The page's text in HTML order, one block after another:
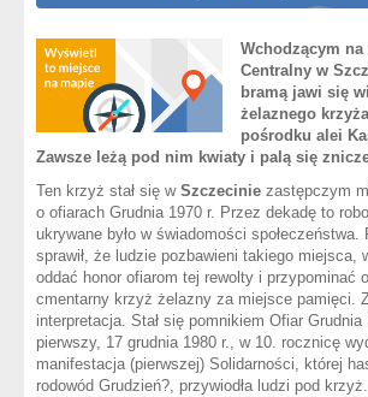
Wchodzącym na
Centralny w
bramą jawi się
żelaznego
pośrodku alei
Zawsze leżą pod nim kwiaty i palą się
Ten krzyż stał się w Szczecinie zastępczym
o ofiarach Grudnia 1970 r. Przez dekadę to
ukrywane było w świadomości społeczeństwa.
sprawił, że ludzie pozbawieni takiego miejsca,
oddać honor ofiarom tej rewolty i przypominać
cmentarny krzyż żelazny za miejsce pamięci.
interpretacja. Stał się pomnikiem Ofiar Grudnia
pierwszy, 17 grudnia 1980 r., w 10. rocznicę
manifestacja (pierwszej) Solidarności, której
rodowód Grudzień?, przywiodła ludzi pod